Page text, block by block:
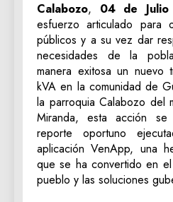
Calabozo, 04 de
esfuerzo articulado para
públicos y a su vez dar
necesidades de la
manera exitosa un nuevo
kVA en la comunidad de
la parroquia Calabozo del
Miranda, esta acción
reporte oportuno
aplicación VenApp, una
que se ha convertido en
pueblo y las soluciones